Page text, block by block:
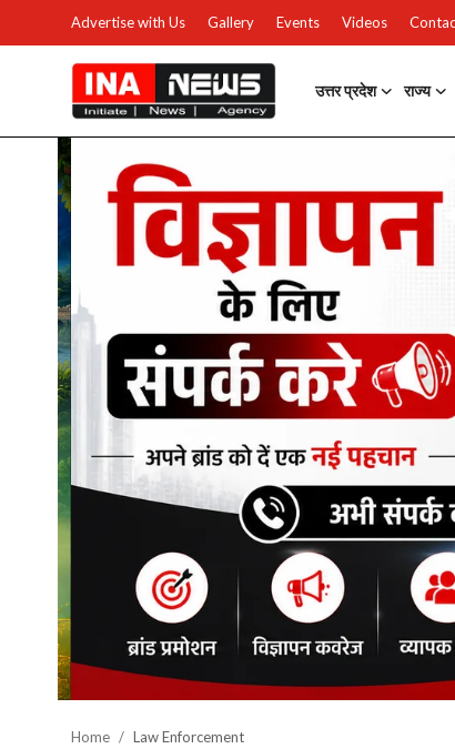
Advertise with Us Gallery Events Videos
उत्तर प्रदेश राज्य
उत्तर प्रदेश
Advertise with Us
Events
Gallery
राजनीति
Contacts
इतिहास \ साहित्य
शिक्षा\रोजगार
मनोरंजन
स्वास्थ्य\लाइफस्टाइल
Home Law Enforcement